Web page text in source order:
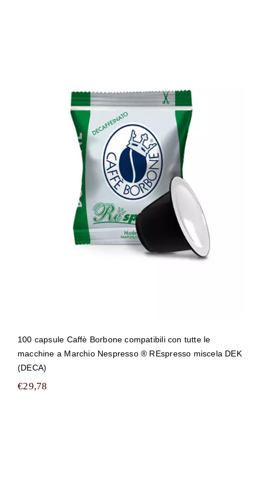
100 capsule Caffè Borbone compatibili
con tutte le macchine a Marchio
Nespresso ® REspresso miscela DEK
(DECA)
100 capsule Caffè Borbone compatibili con tutte le
macchine a Marchio Nespresso ® REspresso miscela DEK
(DECA)
€29,78